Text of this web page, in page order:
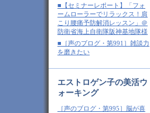
■【セミナーレポート】「フォ
ームローラーでリラックス！肩
こり腰痛予防解消レッスン」＠
防衛省海上自衛隊阪神基地隊様
■［声のブログ・第991］雑談力
を磨きたい
エストロゲン子の美活ウ
ォーキング
［声のブログ・第995］脳が喜